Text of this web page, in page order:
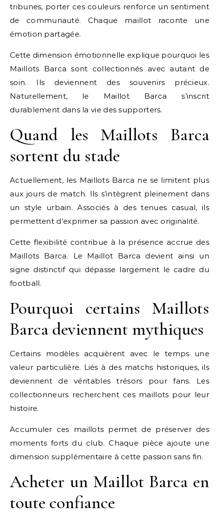
tribunes, porter ces couleurs renforce un sentiment
de communauté. Chaque maillot raconte une
émotion partagée.
Cette dimension émotionnelle explique pourquoi les
Maillots Barca sont collectionnés avec autant de
soin. Ils deviennent des souvenirs précieux.
Naturellement, le Maillot Barca s’inscrit
durablement dans la vie des supporters.
Quand les Maillots Barca
sortent du stade
Actuellement, les Maillots Barca ne se limitent plus
aux jours de match. Ils s’intègrent pleinement dans
un style urbain. Associés à des tenues casual, ils
permettent d’exprimer sa passion avec originalité.
Cette flexibilité contribue à la présence accrue des
Maillots Barca. Le Maillot Barca devient ainsi un
signe distinctif qui dépasse largement le cadre du
football.
Pourquoi certains Maillots
Barca deviennent mythiques
Certains modèles acquièrent avec le temps une
valeur particulière. Liés à des matchs historiques, ils
deviennent de véritables trésors pour fans. Les
collectionneurs recherchent ces maillots pour leur
histoire.
Accumuler ces maillots permet de préserver des
moments forts du club. Chaque pièce ajoute une
dimension supplémentaire à cette passion sans fin.
Acheter un Maillot Barca en
toute confiance